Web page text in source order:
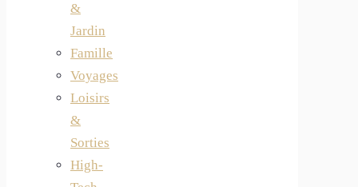
&
Jardin
Famille
Voyages
Loisirs
&
Sorties
High-